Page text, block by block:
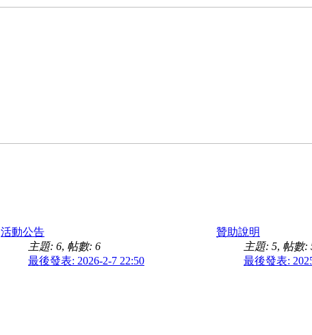
活動公告
主題: 6, 帖數: 6
最後發表: 2026-2-7 22:50
贊助說明
主題: 5, 帖數:
最後發表: